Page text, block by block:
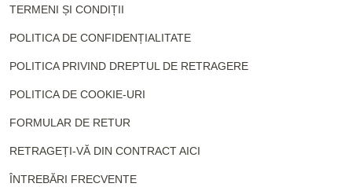
TERMENI ȘI CONDIȚII
POLITICA DE CONFIDENȚIALITATE
POLITICA PRIVIND DREPTUL DE RETRAGERE
POLITICA DE COOKIE-URI
FORMULAR DE RETUR
RETRAGEȚI-VĂ DIN CONTRACT AICI
ÎNTREBĂRI FRECVENTE